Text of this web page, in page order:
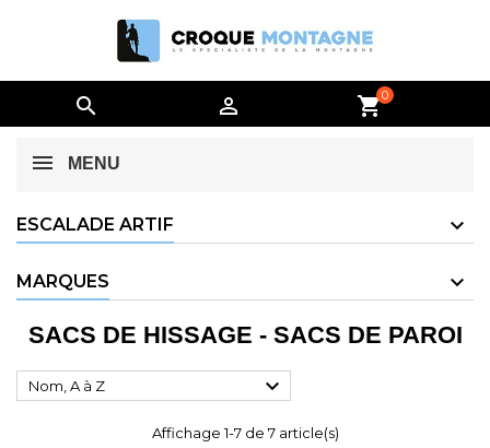
  shopping_cart0
MENU
ESCALADE ARTIF
MARQUES
SACS DE HISSAGE - SACS DE PAROI
Nom, A à Z 
Affichage 1-7 de 7 article(s)